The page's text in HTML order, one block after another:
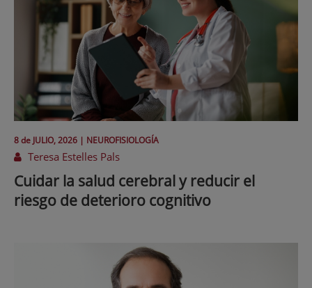
8 de JULIO, 2026 | NEUROFISIOLOGÍA
Teresa Estelles Pals
Cuidar la salud cerebral y reducir el
riesgo de deterioro cognitivo